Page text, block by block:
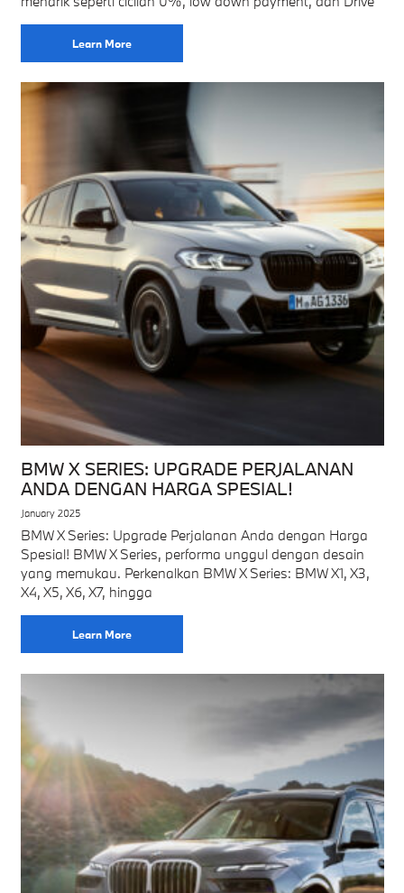
Learn More
BMW X SERIES: UPGRADE PERJALANAN
ANDA DENGAN HARGA SPESIAL!
January 2025
BMW X Series: Upgrade Perjalanan Anda dengan Harga
Spesial! BMW X Series, performa unggul dengan desain
yang memukau. Perkenalkan BMW X Series: BMW X1, X3,
X4, X5, X6, X7, hingga
Learn More